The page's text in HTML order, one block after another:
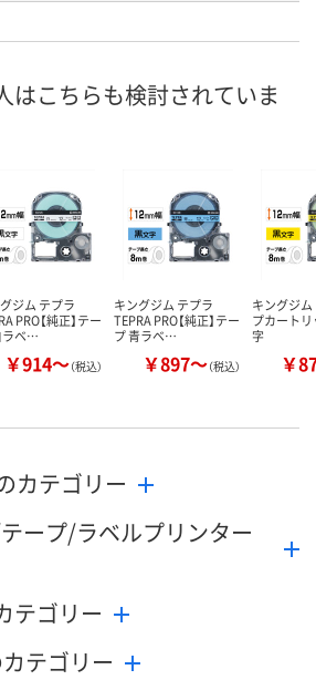
へ カゴへ カ
はこちらも検討されていま
ジム テプラ
PRO【純正】テー
ラベ…
￥914～（税込）
キングジム テプラ
TEPRA PRO【純正】テー
プ 青ラベ…
￥897～（税込）
キングジ
プカート
字
￥
カテゴリー
ープ/ラベルプリンター
テゴリー
テゴリー